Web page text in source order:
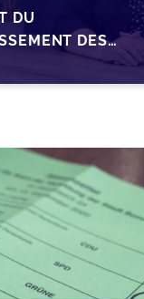
DU
DES
SUR LA